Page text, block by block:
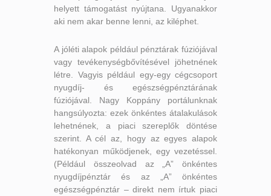
helyett támogatást nyújtana. Ugyanakkor
aki nem akar benne lenni, az kiléphet.
A jóléti alapok például pénztárak fúziójával
vagy tevékenységbővítésével jöhetnének
létre. Vagyis például egy-egy cégcsoport
nyugdíj- és egészségpénztárának
fúziójával. Nagy Koppány portálunknak
hangsúlyozta: ezek önkéntes átalakulások
lehetnének, a piaci szereplők döntése
szerint. A cél az, hogy az egyes alapok
hatékonyan működjenek, egy vezetéssel.
(Például összeolvad az „A” önkéntes
nyugdíjpénztár és az „A” önkéntes
egészségpénztár – direkt nem írtuk piaci